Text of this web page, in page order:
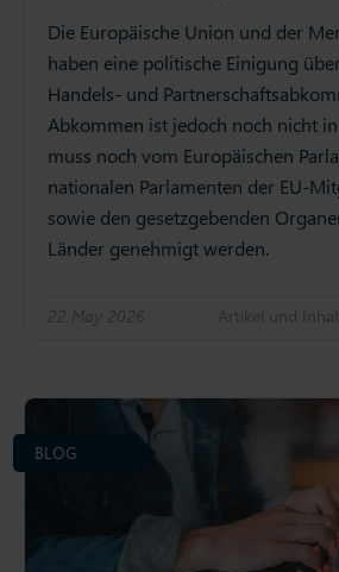
Die Europäische Union und der
haben eine politische Einigung
Handels- und
Abkommen ist jedoch noch nicht
muss noch vom Europäischen
nationalen Parlamenten der EU-
sowie den gesetzgebenden
Länder genehmigt werden.
22 May 2026 Artikel und
BLOG